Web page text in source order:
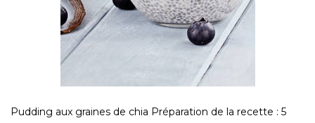
Pudding aux graines de chia Préparation de la recette : 5